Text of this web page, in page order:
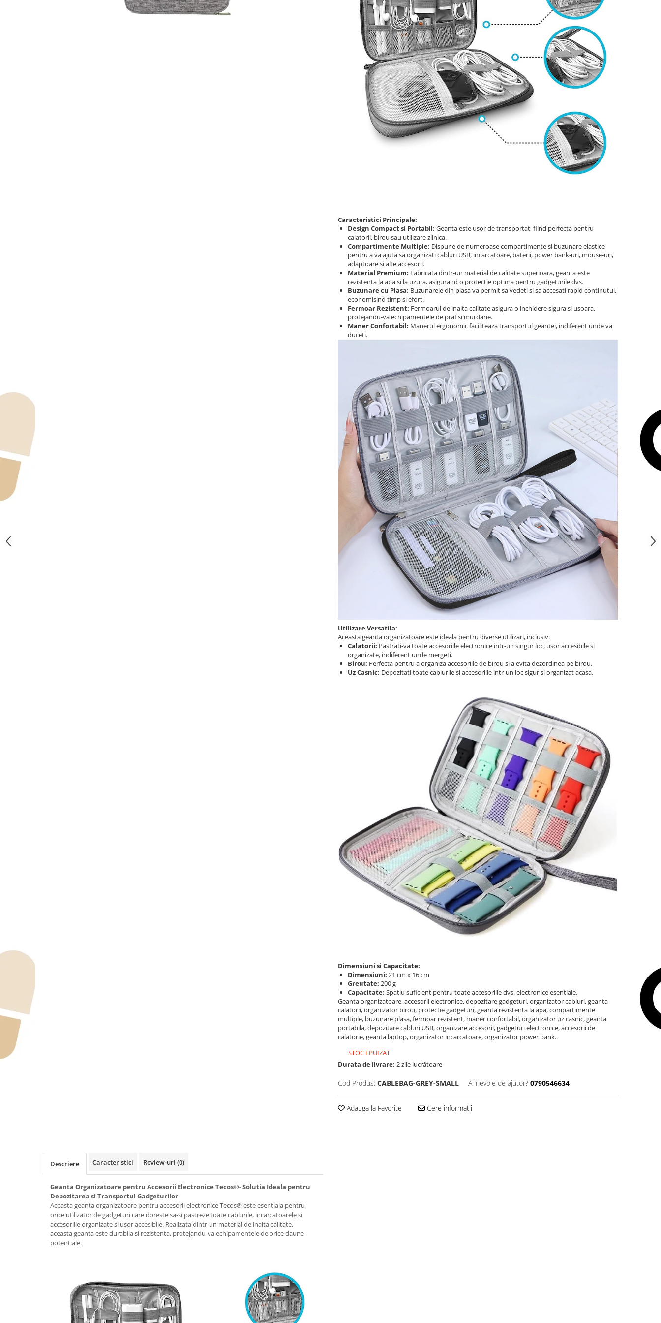
Caracteristici Principale:
Design Compact si Portabil: Geanta este usor de transportat, fiind perfecta pentru
calatorii, birou sau utilizare zilnica.
Compartimente Multiple: Dispune de numeroase compartimente si buzunare elastice
pentru a va ajuta sa organizati cabluri USB, incarcatoare, baterii, power bank-uri, mouse-uri,
adaptoare si alte accesorii.
Material Premium: Fabricata dintr-un material de calitate superioara, geanta este
rezistenta la apa si la uzura, asigurand o protectie optima pentru gadgeturile dvs.
Buzunare cu Plasa: Buzunarele din plasa va permit sa vedeti si sa accesati rapid continutul,
economisind timp si efort.
Fermoar Rezistent: Fermoarul de inalta calitate asigura o inchidere sigura si usoara,
protejandu-va echipamentele de praf si murdarie.
Maner Confortabil: Manerul ergonomic faciliteaza transportul geantei, indiferent unde va
duceti.
Utilizare Versatila:
Aceasta geanta organizatoare este ideala pentru diverse utilizari, inclusiv:
Calatorii: Pastrati-va toate accesoriile electronice intr-un singur loc, usor accesibile si
organizate, indiferent unde mergeti.
Birou: Perfecta pentru a organiza accesoriile de birou si a evita dezordinea pe birou.
Uz Casnic: Depozitati toate cablurile si accesoriile intr-un loc sigur si organizat acasa.
Dimensiuni si Capacitate:
Dimensiuni: 21 cm x 16 cm
Greutate: 200 g
Capacitate: Spatiu suficient pentru toate accesoriile dvs. electronice esentiale.
Geanta organizatoare, accesorii electronice, depozitare gadgeturi, organizator cabluri, geanta
calatorii, organizator birou, protectie gadgeturi, geanta rezistenta la apa, compartimente
multiple, buzunare plasa, fermoar rezistent, maner confortabil, organizator uz casnic, geanta
portabila, depozitare cabluri USB, organizare accesorii, gadgeturi electronice, accesorii de
calatorie, geanta laptop, organizator incarcatoare, organizator power bank..
STOC EPUIZAT
Durata de livrare: 2 zile lucrătoare
Cod Produs: CABLEBAG-GREY-SMALL Ai nevoie de ajutor? 0790546634
Adauga la Favorite Cere informatii
Descriere Caracteristici Review-uri (0)
Geanta Organizatoare pentru Accesorii Electronice Tecos®- Solutia Ideala pentru
Depozitarea si Transportul Gadgeturilor
Aceasta geanta organizatoare pentru accesorii electronice Tecos® este esentiala pentru
orice utilizator de gadgeturi care doreste sa-si pastreze toate cablurile, incarcatoarele si
accesoriile organizate si usor accesibile. Realizata dintr-un material de inalta calitate,
aceasta geanta este durabila si rezistenta, protejandu-va echipamentele de orice daune
potentiale.